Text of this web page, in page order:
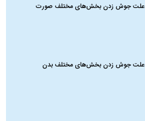
علت جوش زدن بخش‌های مختلف صورت
علت جوش زدن بخش‌های مختلف بدن